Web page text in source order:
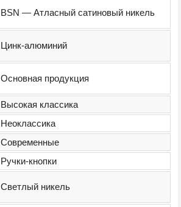
BSN — Атласный сатиновый никель
Цинк-алюминий
Основная продукция
Высокая классика
Неоклассика
Современные
Ручки-кнопки
Светлый никель